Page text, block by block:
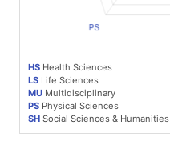
HS Health Sciences
LS Life Sciences
MU Multidisciplinary
PS Physical Sciences
SH Social Sciences & Humanities